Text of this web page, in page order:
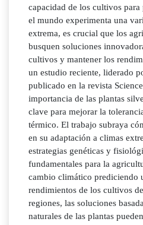
capacidad de los cultivos para
el mundo experimenta una
extrema, es crucial que los
busquen soluciones
cultivos y mantener los
un estudio reciente, liderado
publicado en la revista
importancia de las plantas
clave para mejorar la
térmico. El trabajo subraya
en su adaptación a climas
estrategias genéticas y
fundamentales para la
cambio climático prediciendo
rendimientos de los cultivos
regiones, las soluciones
naturales de las plantas